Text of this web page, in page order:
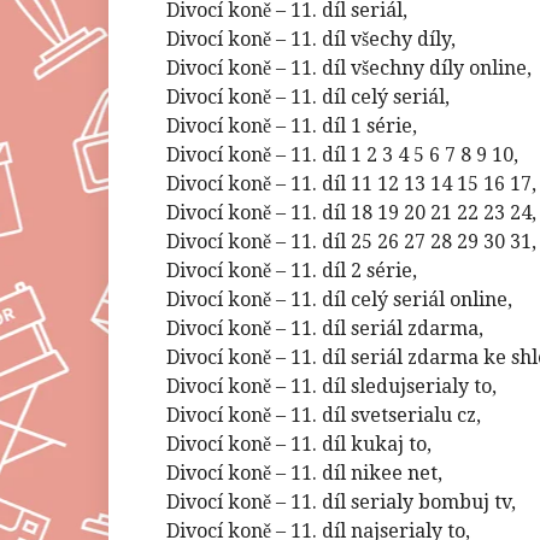
Divocí koně – 11. díl seriál,
Divocí koně – 11. díl všechy díly,
Divocí koně – 11. díl všechny díly online,
Divocí koně – 11. díl celý seriál,
Divocí koně – 11. díl 1 série,
Divocí koně – 11. díl 1 2 3 4 5 6 7 8 9 10,
Divocí koně – 11. díl 11 12 13 14 15 16 17,
Divocí koně – 11. díl 18 19 20 21 22 23 24,
Divocí koně – 11. díl 25 26 27 28 29 30 31,
Divocí koně – 11. díl 2 série,
Divocí koně – 11. díl celý seriál online,
Divocí koně – 11. díl seriál zdarma,
Divocí koně – 11. díl seriál zdarma ke
Divocí koně – 11. díl sledujserialy to,
Divocí koně – 11. díl svetserialu cz,
Divocí koně – 11. díl kukaj to,
Divocí koně – 11. díl nikee net,
Divocí koně – 11. díl serialy bombuj tv,
Divocí koně – 11. díl najserialy to,